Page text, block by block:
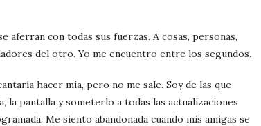
aferran con todas sus fuerzas. A cosas, personas,
del otro. Yo me encuentro entre los segundos.
hacer mía, pero no me sale. Soy de las que
la pantalla y someterlo a todas las actualizaciones
Me siento abandonada cuando mis amigas se